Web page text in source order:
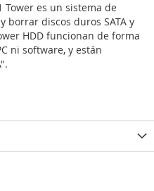
Tower es un sistema de
discos duros SATA y
HDD funcionan de forma
ni software, y están